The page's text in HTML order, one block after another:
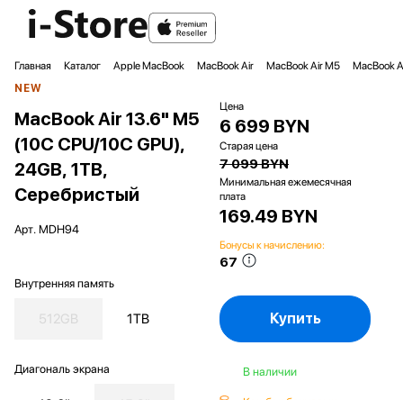
Главная Каталог Apple MacBook MacBook Air MacBook Air M5
MacBook
NEW
MacBook Air 13.6" M5
(10C CPU/10C GPU),
24GB, 1TB,
Серебристый
Арт. MDH94
Внутренняя память
512GB 1TB
Диагональ экрана
Цена
6 699 BYN
Старая цена
7 099 BYN
Минимальная ежемесячная
плата
169.49 BYN
Бонусы к начислению:
67
Купить
В наличии